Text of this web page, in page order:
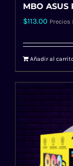
MBO ASUS
$113.00 Precios
Añadir al